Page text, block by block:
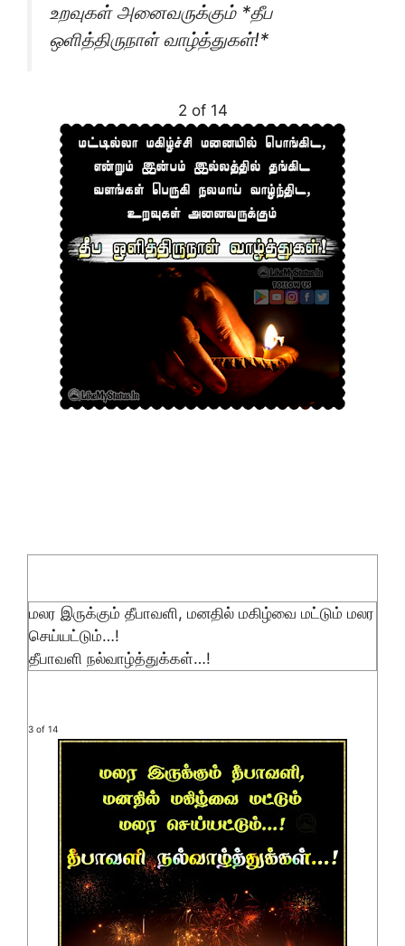
உறவுகள் அனைவருக்கும் *தீப
ஒளித்திருநாள் வாழ்த்துகள்!*
2 of 14
மலர இருக்கும் தீபாவளி, மனதில் மகிழ்வை மட்டும் மலர
செய்யட்டும்…!
தீபாவளி நல்வாழ்த்துக்கள்…!
3 of 14